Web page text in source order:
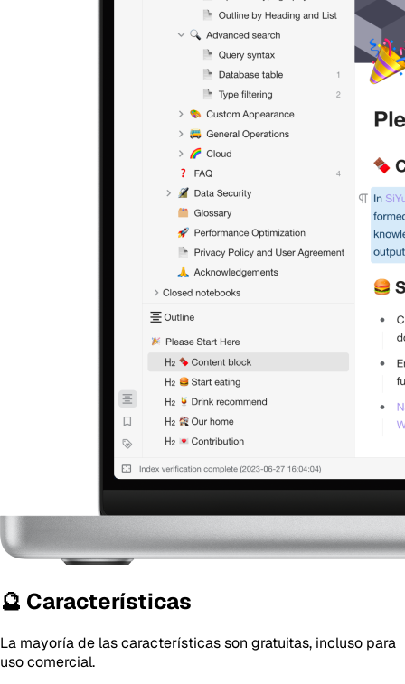
🔮 Características
La mayoría de las características son gratuitas, incluso para
uso comercial.